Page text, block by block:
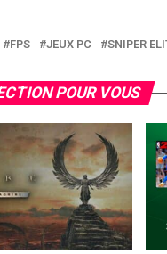
FPS JEUX PC SNIPER
POUR VOUS